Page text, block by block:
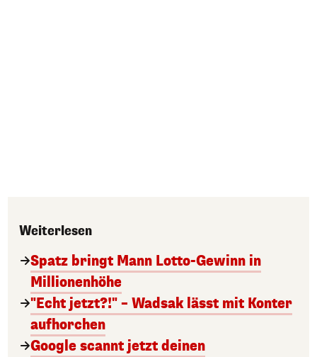
Weiterlesen
Spatz bringt Mann Lotto-Gewinn in
Millionenhöhe
"Echt jetzt?!" – Wadsak lässt mit Konter
aufhorchen
Google scannt jetzt deinen